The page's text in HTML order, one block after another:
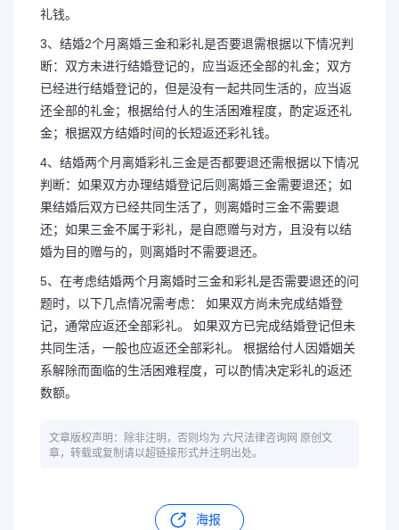
礼钱。
3、结婚2个月离婚三金和彩礼是否要退需根据以下情况判
断：双方未进行结婚登记的，应当返还全部的礼金；双方
已经进行结婚登记的，但是没有一起共同生活的，应当返
还全部的礼金；根据给付人的生活困难程度，酌定返还礼
金；根据双方结婚时间的长短返还彩礼钱。
4、结婚两个月离婚彩礼三金是否都要退还需根据以下情况
判断：如果双方办理结婚登记后则离婚三金需要退还；如
果结婚后双方已经共同生活了，则离婚时三金不需要退
还；如果三金不属于彩礼，是自愿赠与对方，且没有以结
婚为目的赠与的，则离婚时不需要退还。
5、在考虑结婚两个月离婚时三金和彩礼是否需要退还的问
题时，以下几点情况需考虑： 如果双方尚未完成结婚登
记，通常应返还全部彩礼。 如果双方已完成结婚登记但未
共同生活，一般也应返还全部彩礼。 根据给付人因婚姻关
系解除而面临的生活困难程度，可以酌情决定彩礼的返还
数额。
文章版权声明：除非注明，否则均为 六尺法律咨询网 原创文
章，转载或复制请以超链接形式并注明出处。
海报